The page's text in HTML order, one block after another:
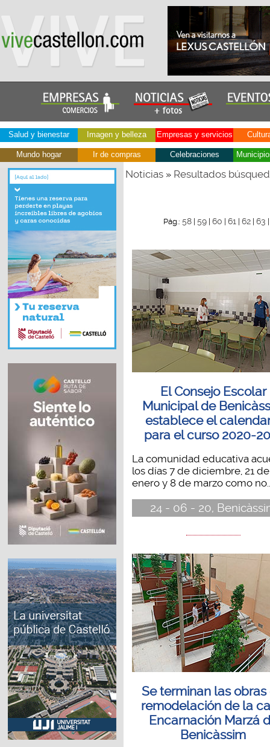
Salud y bienestar Imagen y belleza Empresas y servicios
Mundo hogar Ir de compras Celebraciones
Noticias» Resultados
Pág.: 58| 59| 60 61| 62| 63
El Consejo Escolar
Municipal de
establece el
para el curso 2020-
La comunidad educativa
los días 7 de diciembre, 21 de
enero y 8 de marzo como
24 - 06 - 20,
Se terminan las obras
remodelación de la
Encarnación Marzá
Benicàssim